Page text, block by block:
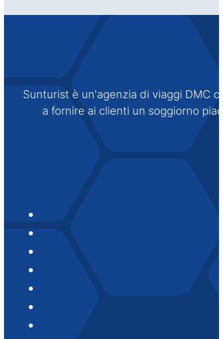
Sunturist è un'agenzia di viaggi DMC
a fornire ai clienti un soggiorno